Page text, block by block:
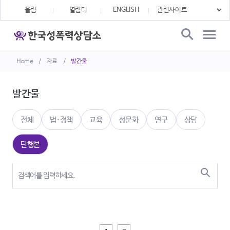
Home / 자료 / 발간물
울림 열림터 ENGLISH
발간물
전체 법·정책 교육 성문화 연구 상담
단행본